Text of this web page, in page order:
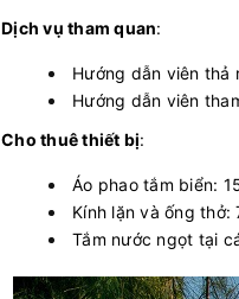
Dịch vụ tham quan:
Hướng dẫn viên thả
Hướng dẫn viên
Cho thuê thiết bị:
Áo phao tắm biển:
Kính lặn và ống
Tắm nước ngọt tại